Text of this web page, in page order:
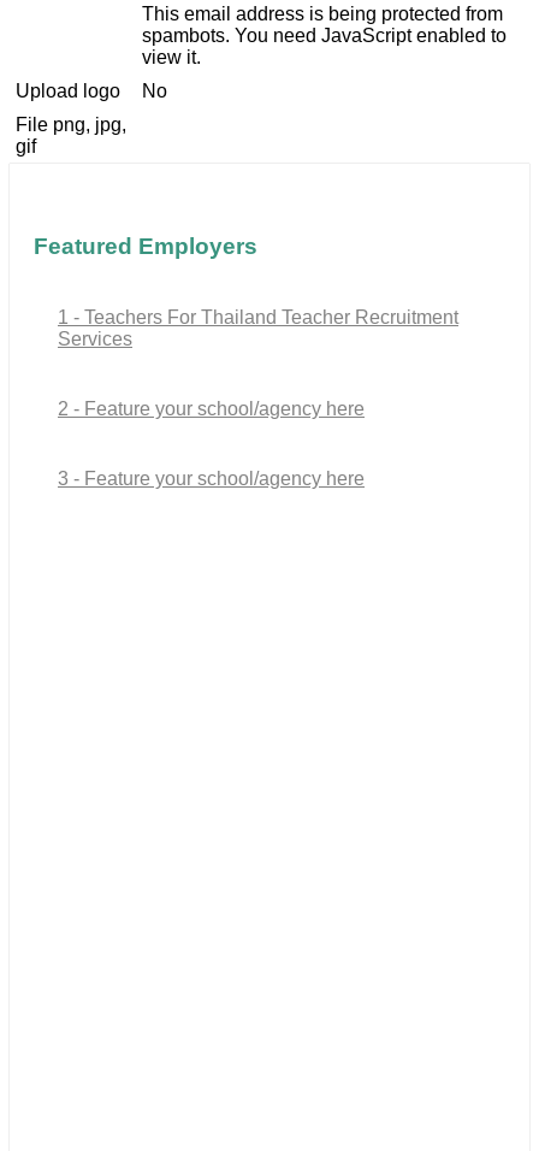
This email address is being protected from
spambots. You need JavaScript enabled to
view it.
Upload logo
No
File png, jpg,
gif
Featured Employers
1 - Teachers For Thailand Teacher Recruitment
Services
2 - Feature your school/agency here
3 - Feature your school/agency here